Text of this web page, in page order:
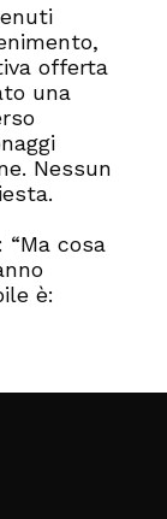
offerta
una
Nessun
cosa
è: